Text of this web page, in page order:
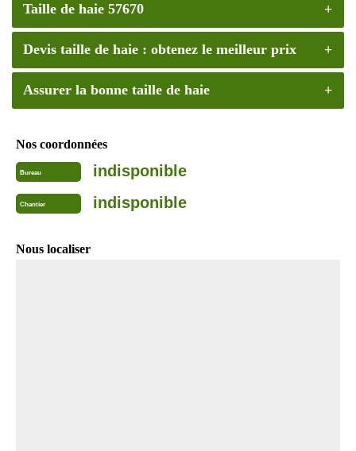
Taille de haie 57670
Devis taille de haie : obtenez le meilleur prix
Assurer la bonne taille de haie
Nos coordonnées
Bureau indisponible
Chantier indisponible
Nous localiser